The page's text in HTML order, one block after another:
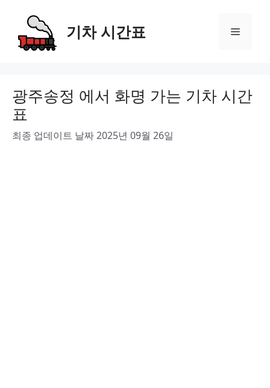
content
기차 시간표 Menu
광주송정 에서 화명 가는 기차 시간
표
최종 업데이트 날짜 2025년 09월 26일